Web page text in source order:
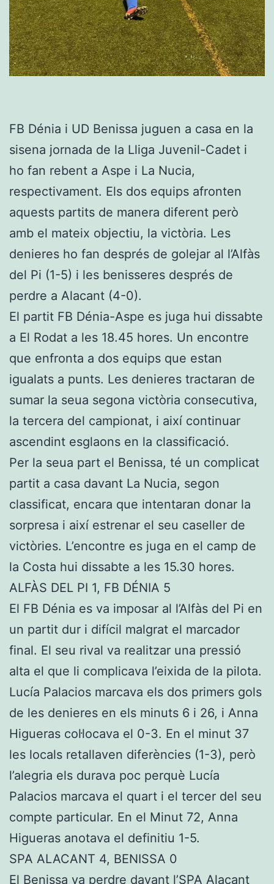
FB Dénia i UD Benissa juguen a casa en la
sisena jornada de la Lliga Juvenil-Cadet i
ho fan rebent a Aspe i La Nucia,
respectivament. Els dos equips afronten
aquests partits de manera diferent però
amb el mateix objectiu, la victòria. Les
denieres ho fan després de golejar al l’Alfàs
del Pi (1-5) i les benisseres després de
perdre a Alacant (4-0).
El partit FB Dénia-Aspe es juga hui dissabte
a El Rodat a les 18.45 hores. Un encontre
que enfronta a dos equips que estan
igualats a punts. Les denieres tractaran de
sumar la seua segona victòria consecutiva,
la tercera del campionat, i així continuar
ascendint esglaons en la classificació.
Per la seua part el Benissa, té un complicat
partit a casa davant La Nucia, segon
classificat, encara que intentaran donar la
sorpresa i així estrenar el seu caseller de
victòries. L’encontre es juga en el camp de
la Costa hui dissabte a les 15.30 hores.
ALFÀS DEL PI 1, FB DÉNIA 5
El FB Dénia es va imposar al l’Alfàs del Pi en
un partit dur i difícil malgrat el marcador
final. El seu rival va realitzar una pressió
alta el que li complicava l’eixida de la pilota.
Lucía Palacios marcava els dos primers gols
de les denieres en els minuts 6 i 26, i Anna
Higueras col·locava el 0-3. En el minut 37
les locals retallaven diferències (1-3), però
l’alegria els durava poc perquè Lucía
Palacios marcava el quart i el tercer del seu
compte particular. En el Minut 72, Anna
Higueras anotava el definitiu 1-5.
SPA ALACANT 4, BENISSA 0
El Benissa va perdre davant l’SPA Alacant